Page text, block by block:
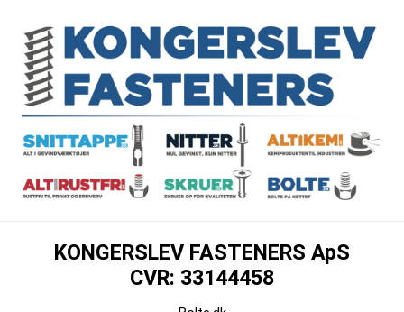
KONGERSLEV FASTENERS ApS
CVR: 33144458